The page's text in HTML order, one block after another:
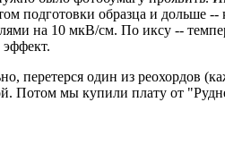
подготовки образца и дольше
на 10 мкВ/см. По иксу --
один из реохордов
Потом мы купили плату от